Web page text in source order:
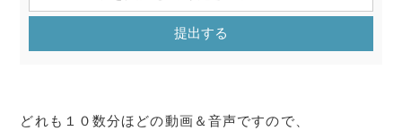
提出する
どれも１０数分ほどの動画＆音声ですので、